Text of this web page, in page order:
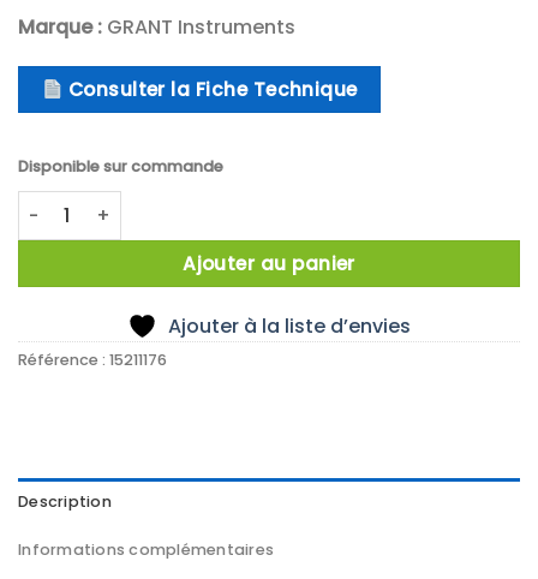
Marque : GRANT Instruments
Consulter la Fiche Technique
Disponible sur commande
quantité de Agitateur à plateforme
Ajouter au panier
Ajouter à la liste d’envies
Référence : 15211176
Description
Informations complémentaires